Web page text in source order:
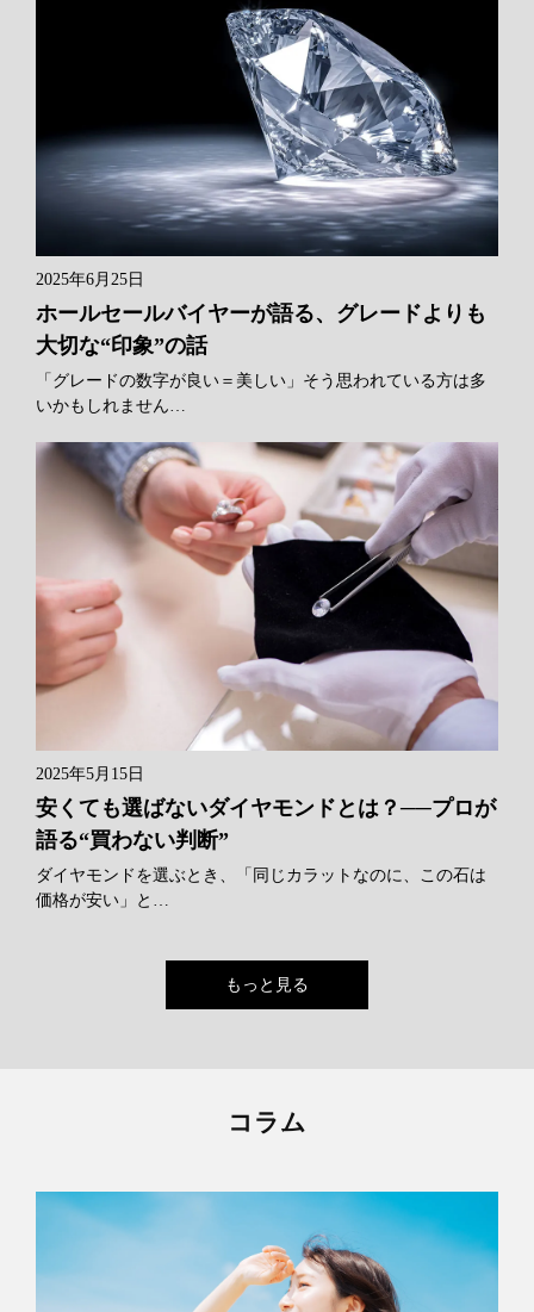
2025年6月25日
ホールセールバイヤーが語る、グレードよりも
大切な“印象”の話
「グレードの数字が良い＝美しい」そう思われている方は多
いかもしれません…
2025年5月15日
安くても選ばないダイヤモンドとは？──プロが
語る“買わない判断”
ダイヤモンドを選ぶとき、「同じカラットなのに、この石は
価格が安い」と…
もっと見る
コラム